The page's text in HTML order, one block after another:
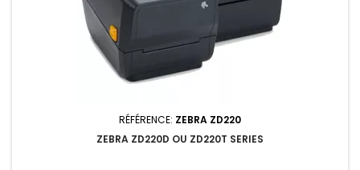
RÉFÉRENCE: ZEBRA ZD220
ZEBRA ZD220D OU ZD220T SERIES